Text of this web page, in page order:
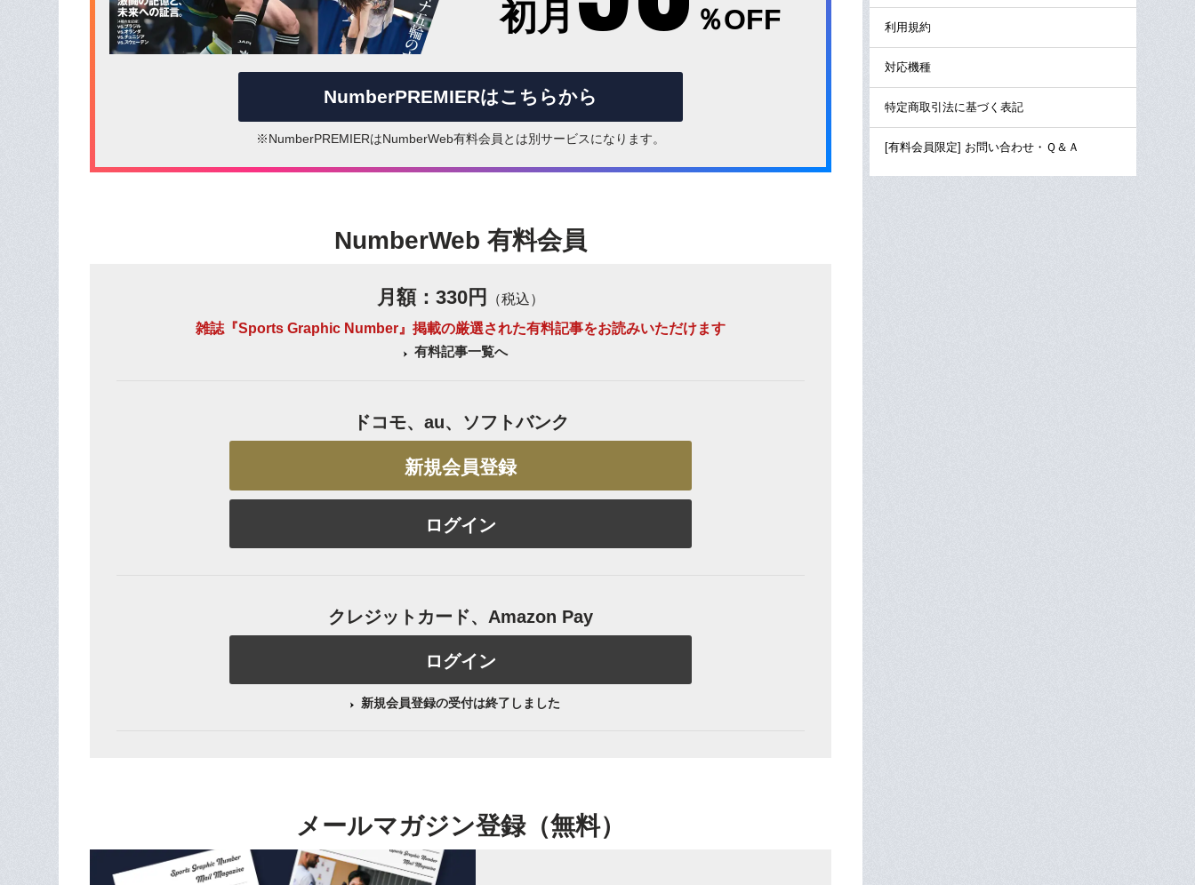
初月 ％OFF
NumberPREMIERはこちらから
※NumberPREMIERはNumberWeb有料会員とは別サービスになります。
NumberWeb 有料会員
月額：330円
（税込）
雑誌『Sports Graphic Number』掲載の厳選された有料記事をお読みいただけます
有料記事一覧へ
ドコモ、au、ソフトバンク
新規会員登録
ログイン
クレジットカード、Amazon Pay
ログイン
新規会員登録の受付は終了しました
メールマガジン登録（無料）
利用規約
対応機種
特定商取引法に基づく表記
[有料会員限定] お問い合わせ・Ｑ＆Ａ